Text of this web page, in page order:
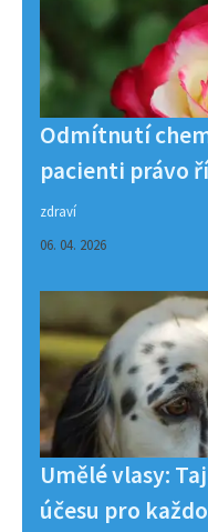
Odmítnutí
pacienti právo
zdraví
06. 04. 2026
Umělé vlasy:
účesu pro